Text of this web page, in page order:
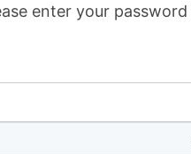
enter your